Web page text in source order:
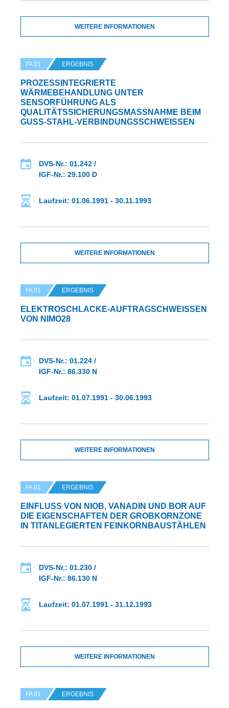
WEITERE INFORMATIONEN
FA 01 ERGEBNIS
PROZESSINTEGRIERTE W
ÄRMEBEHANDLUNG UNTER S
ENSORFÜHRUNG ALS Q
UALITÄTSSICHERUNGSMASSNAHME BEIM GU
SS-STAHL-VERBINDUNGSSCHWEISSEN
DVS-Nr.: 01.242 /
IGF-Nr.: 29.100 D
Laufzeit: 01.06.1991 - 30.11.1993
WEITERE INFORMATIONEN
FA 01 ERGEBNIS
ELEKTROSCHLACKE-AUFTRAGSCHWEISSEN V
ON NIMO28
DVS-Nr.: 01.224 /
IGF-Nr.: 86.330 N
Laufzeit: 01.07.1991 - 30.06.1993
WEITERE INFORMATIONEN
FA 01 ERGEBNIS
EINFLUSS VON NIOB, VANADIN UND BOR AUF D
IE EIGENSCHAFTEN DER GROBKORNZONE I
N TITANLEGIERTEN FEINKORNBAUSTÄHLEN
DVS-Nr.: 01.230 /
IGF-Nr.: 86.130 N
Laufzeit: 01.07.1991 - 31.12.1993
WEITERE INFORMATIONEN
FA 01 ERGEBNIS